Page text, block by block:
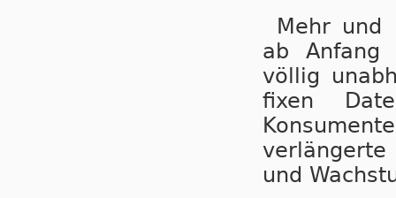
Mehr und
ab Anfang
völlig
fixen
und